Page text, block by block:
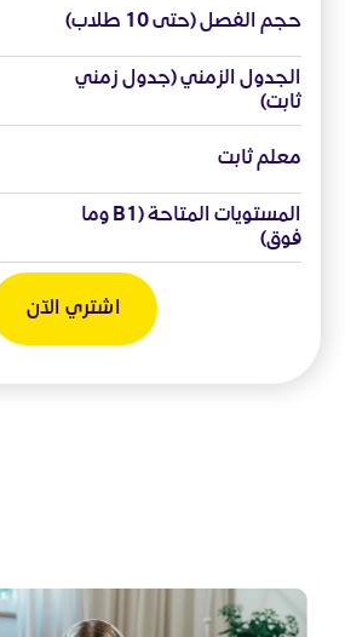
حجم الفصل (حتى 10 طلاب)
الجدول الزمني (جدول زمني
ثابت)
معلم ثابت
المستويات المتاحة (B1 وما
فوق)
اشتري الآن